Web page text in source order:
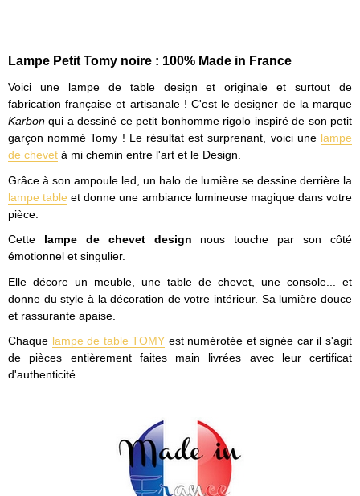
Lampe Petit Tomy noire : 100% Made in France
Voici une lampe de table design et originale et surtout de
fabrication française et artisanale ! C'est le designer de la marque
Karbon qui a dessiné ce petit bonhomme rigolo inspiré de son petit
garçon nommé Tomy ! Le résultat est surprenant, voici une lampe
de chevet à mi chemin entre l'art et le Design.
Grâce à son ampoule led, un halo de lumière se dessine derrière la
lampe table et donne une ambiance lumineuse magique dans votre
pièce.
Cette lampe de chevet design nous touche par son côté
émotionnel et singulier.
Elle décore un meuble, une table de chevet, une console... et
donne du style à la décoration de votre intérieur. Sa lumière douce
et rassurante apaise.
Chaque lampe de table TOMY est numérotée et signée car il s'agit
de pièces entièrement faites main livrées avec leur certificat
d'authenticité.